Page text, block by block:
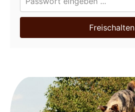
Freischalten